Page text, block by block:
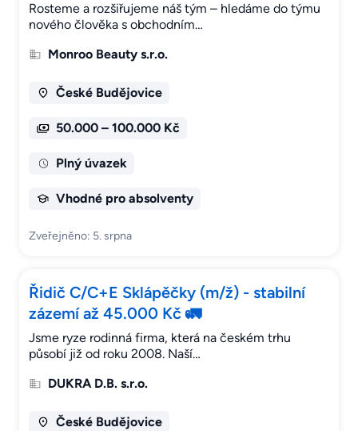
Rosteme a rozšiřujeme náš tým – hledáme do týmu
nového člověka s obchodním…
Monroo Beauty s.r.o.
České Budějovice
50.000 – 100.000 Kč
Plný úvazek
Vhodné pro absolventy
Zveřejněno: 5. srpna
Řidič C/C+E Sklápěčky (m/ž) - stabilní
zázemí až 45.000 Kč 🚛
Jsme ryze rodinná firma, která na českém trhu
působí již od roku 2008. Naší…
DUKRA D.B. s.r.o.
České Budějovice